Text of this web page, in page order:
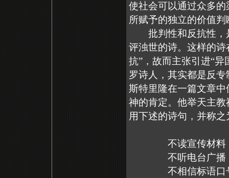
使社会可以通过众多
所赋予的独立的价值
批判性和反抗性，
评浊世的诗。这样的
抗”，故而主张引进“
罗诗人，其实都是反
斯特里隆在一篇文章中
神的肯定。他举天主
用下述的诗句，并称之
不读宣传材料
不听电台广播
不相信标语口